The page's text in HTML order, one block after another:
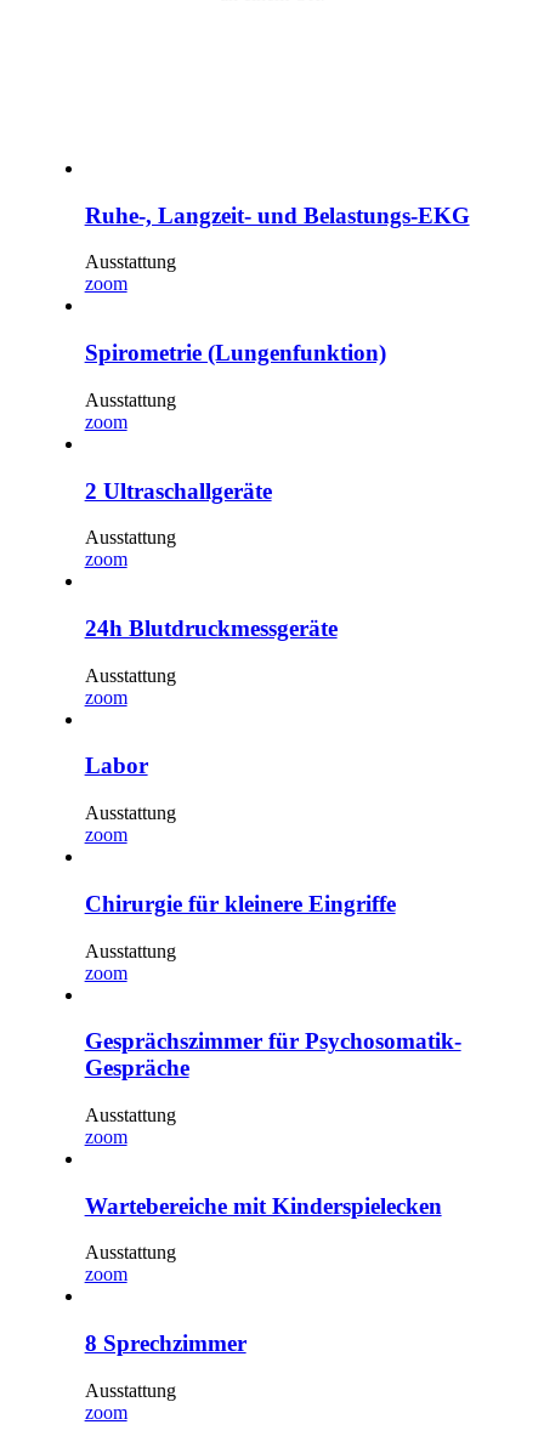
Ruhe-, Langzeit- und Belastungs-EKG
Ausstattung
zoom
Spirometrie (Lungenfunktion)
Ausstattung
zoom
2 Ultraschallgeräte
Ausstattung
zoom
24h Blutdruckmessgeräte
Ausstattung
zoom
Labor
Ausstattung
zoom
Chirurgie für kleinere Eingriffe
Ausstattung
zoom
Gesprächszimmer für Psychosomatik-
Gespräche
Ausstattung
zoom
Wartebereiche mit Kinderspielecken
Ausstattung
zoom
8 Sprechzimmer
Ausstattung
zoom